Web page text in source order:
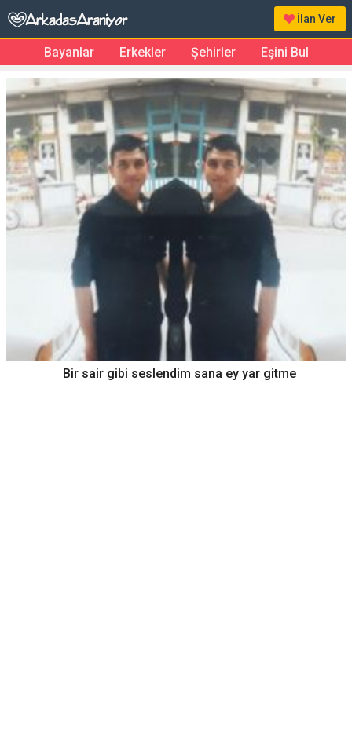
İlan Ver
Bayanlar Erkekler Şehirler Eşini Bul
Bir sair gibi seslendim sana ey yar gitme